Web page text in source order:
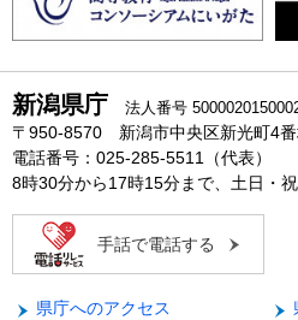
新潟県庁 法人番号
〒950-8570 新潟市中央区新光町4
電話番号：025-285-5511（代表）
8時30分から17時15分まで、土日・
手話で電話する
県庁へのアクセス